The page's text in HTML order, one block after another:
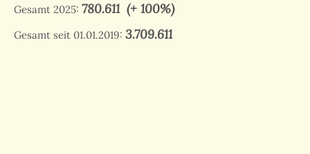
Gesamt 2025: 780.611(+ 100%)
Gesamt seit 01.01.2019: 3.709.611